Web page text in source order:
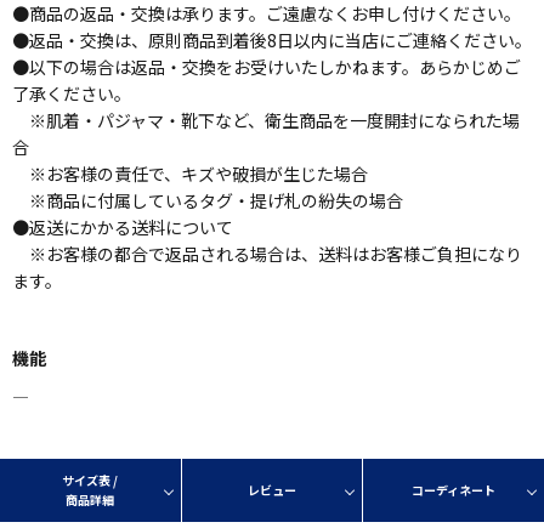
●商品の返品・交換は承ります。ご遠慮なくお申し付けください。
●返品・交換は、原則商品到着後8日以内に当店にご連絡ください。
●以下の場合は返品・交換をお受けいたしかねます。あらかじめご
了承ください。
※肌着・パジャマ・靴下など、衛生商品を一度開封になられた場
合
※お客様の責任で、キズや破損が生じた場合
※商品に付属しているタグ・提げ札の紛失の場合
●返送にかかる送料について
※お客様の都合で返品される場合は、送料はお客様ご負担になり
ます。
機能
―
サイズ表 /
商品詳細
レビュー コーディネート